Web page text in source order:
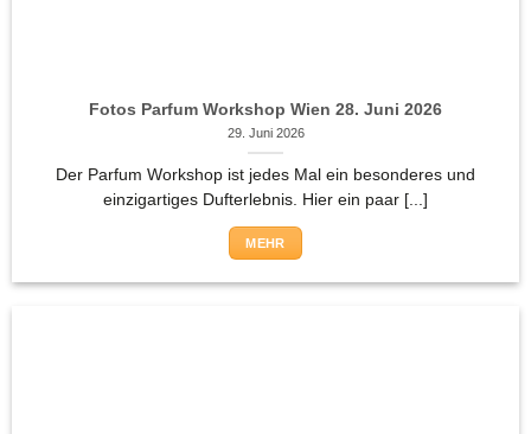
Fotos Parfum Workshop Wien 28. Juni 2026
29. Juni 2026
Der Parfum Workshop ist jedes Mal ein besonderes und
einzigartiges Dufterlebnis. Hier ein paar [...]
MEHR